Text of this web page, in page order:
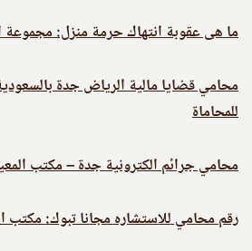
ما هى عقوبة انتهاك حرمة منزل: مجموعة
محامي قضايا مالية الرياض جدة
للمحاماة
محامي جرائم الكترونية جدة – مكتب
رقم محامي للاستشاره مجانا تبوك: مكتب